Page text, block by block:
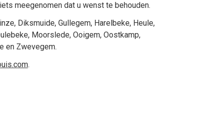
meegenomen dat u wenst te behouden.
, Diksmuide, Gullegem, Harelbeke, Heule,
, Moorslede, Ooigem, Oostkamp,
en Zwevegem.
.